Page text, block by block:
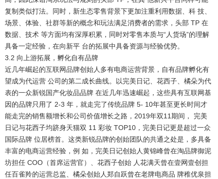
复制类似打法。同时，新生态零售背景下更加注重利用数据、科 技、
场景、体验、社群等新的概念和玩法满足消费者的需求，头部 TP 在
数据、技术 等方面均有深厚积累，同时对零售本质与“人货场”的理解
具备一定经验，在向新平 台的拓展中具备资源与经验优势。
3.2 向上游拓展，孵化自有品牌
近几年崛起的互联网品牌创始人多有电商运营背景，自有品牌孵化有
望成为代运营 公司的第二成长曲线。
以完美日记、花西子、橘朵为代
表的一众新锐国产化妆品品牌 在近几年迅速崛起，这些具有互联网基
因的品牌只用了 2-3 年，就走完了传统品牌 5- 10年甚至更长时间才
能走完的销售额增长和公司价值增长之路，2019年双11期间， 完美
日记与花西子均跻身天猫双 11 彩妆 TOP10，完美日记更是超过一众
国际品牌 位居榜首。这类新锐品牌的创始团队的共通之处是，多具备
丰富的电商运营经验，例 如，完美日记创始人黄锦峰曾在淘品牌御泥
坊担任 COO（首席运营官）、花西子创始 人花满天曾在壹网壹创担
任百雀羚的运营总监、橘朵创始人郑自跃曾在老牌电商品 牌稚优泉担